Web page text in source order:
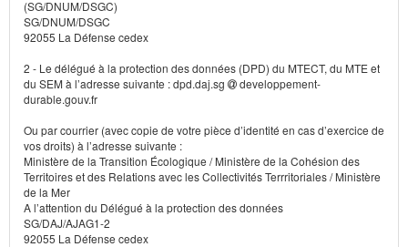
(SG/DNUM/DSGC)
SG/DNUM/DSGC
92055 La Défense cedex
2 - Le délégué à la protection des données (DPD) du MTECT, du MTE et
du SEM à l’adresse suivante : dpd.daj.sg
developpement-
durable.gouv.fr
Ou par courrier (avec copie de votre pièce d’identité en cas d’exercice de
vos droits) à l’adresse suivante :
Ministère de la Transition Écologique / Ministère de la Cohésion des
Territoires et des Relations avec les Collectivités Terrritoriales / Ministère
de la Mer
A l’attention du Délégué à la protection des données
SG/DAJ/AJAG1-2
92055 La Défense cedex